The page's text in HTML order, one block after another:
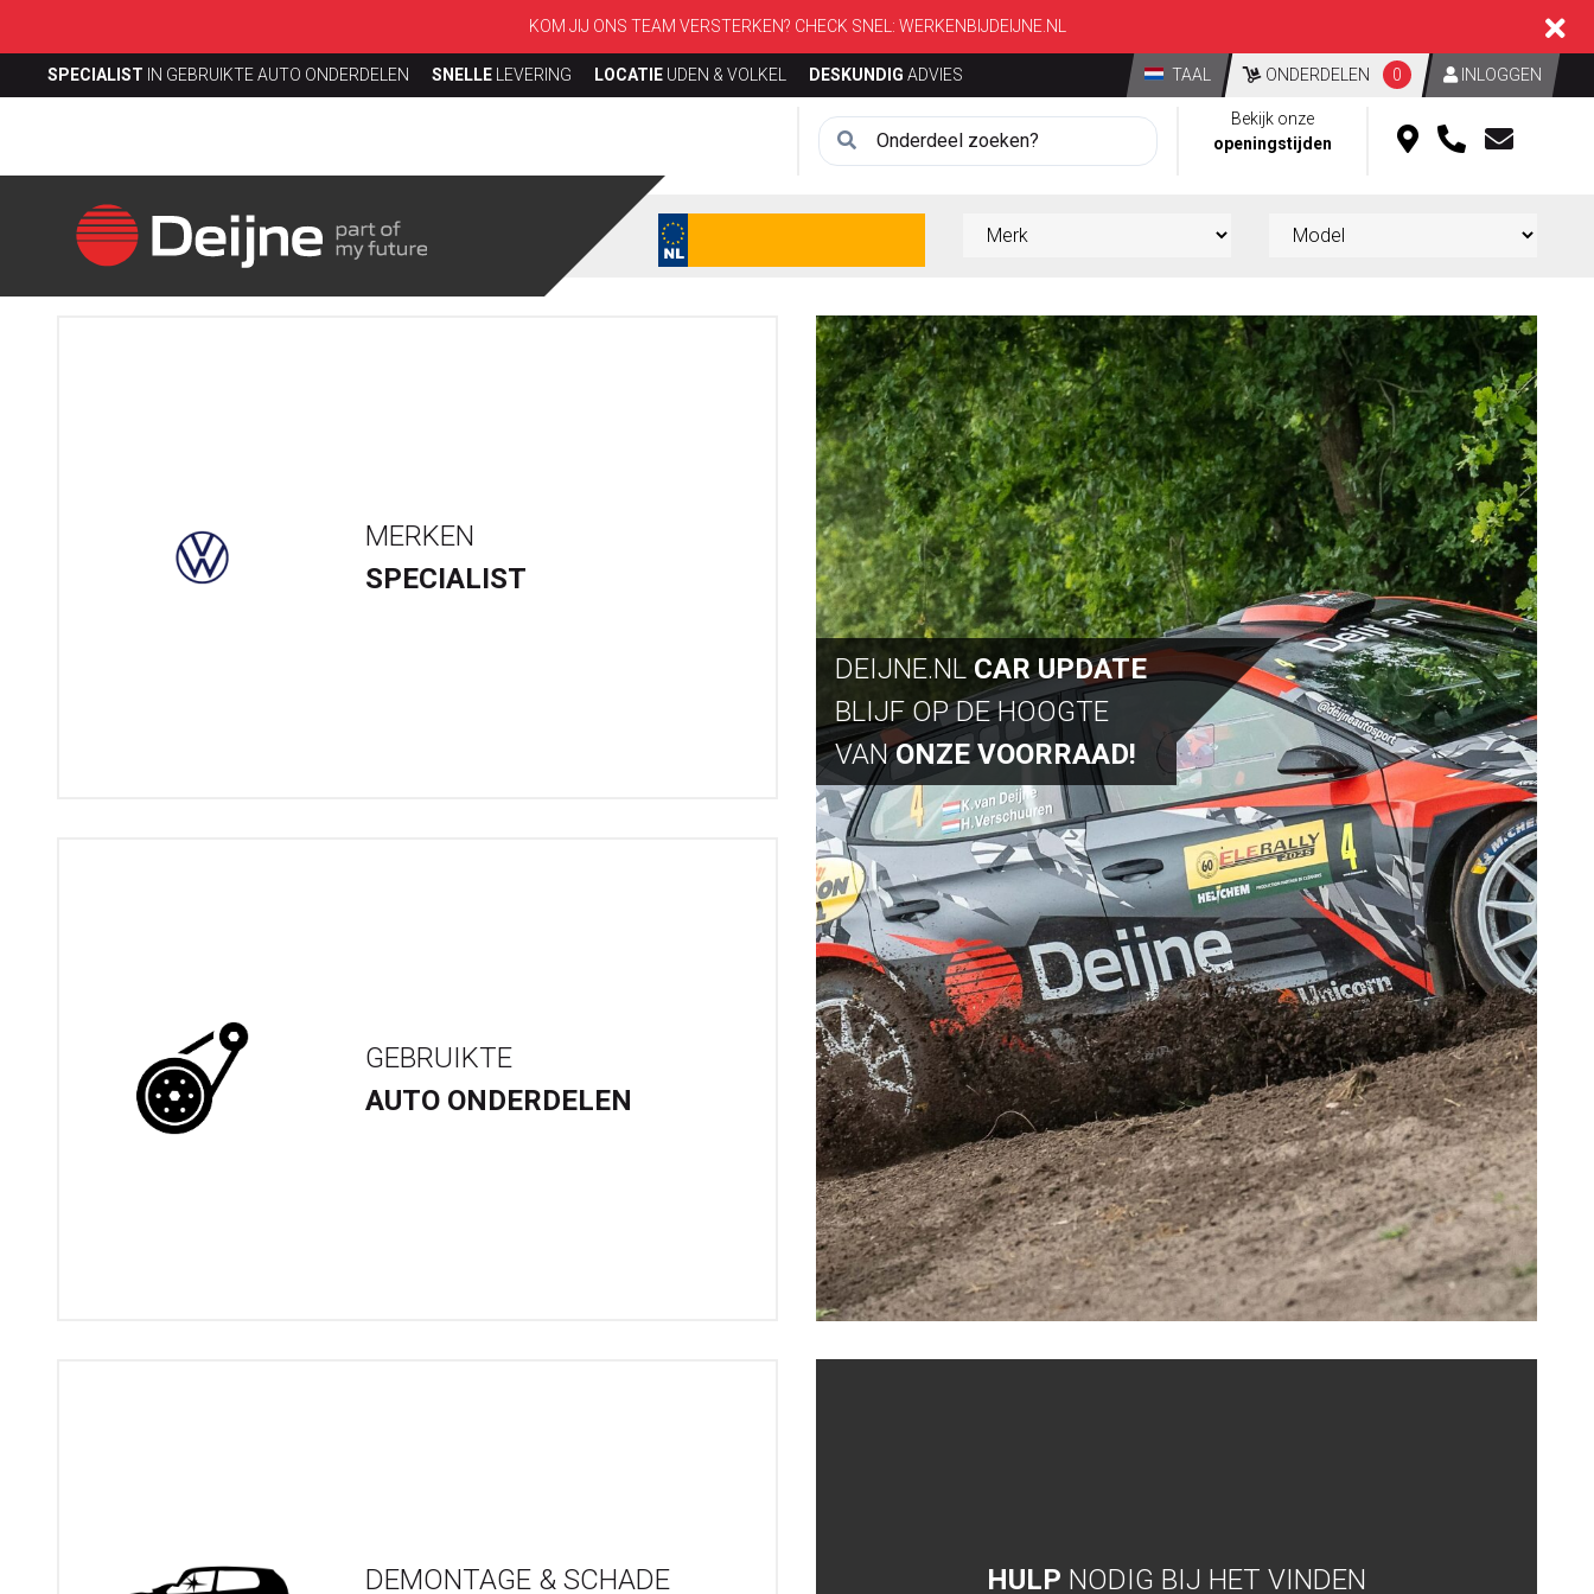
KOM JIJ ONS TEAM VERSTERKEN? CHECK SNEL: WERKENBIJDEIJNE.NL
SPECIALIST IN GEBRUIKTE AUTO ONDERDELEN SNELLE LEVERING LOCATIE UDEN & VOLKEL DESKUNDIG ADVIES TAAL ONDERDELEN 0 INLOGGEN
Bekijk onze
openingstijden
MERKEN
SPECIALIST
GEBRUIKTE
AUTO ONDERDELEN
DEMONTAGE & SCHADE
DEIJNE.NL CAR UPDATE
BLIJF OP DE HOOGTE
VANONZE VOORRAAD!
HULP NODIG BIJ HET VINDEN